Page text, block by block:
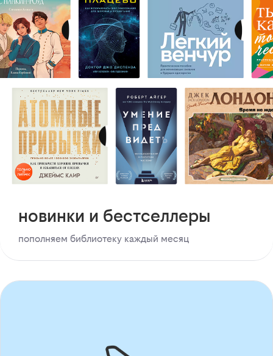
новинки и бестселлеры
пополняем библиотеку каждый месяц